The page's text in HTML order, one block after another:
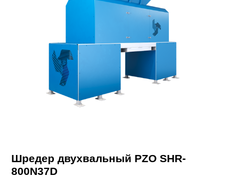
Шредер двухвальный PZO SHR-
800N37D